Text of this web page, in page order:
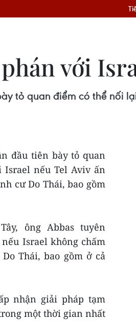
với
tỏ quan điểm có thể nối
đầu tiên bày tỏ quan
Israel nếu Tel Aviv ấn
cư Do Thái, bao gồm
ông Abbas tuyên
Israel không chấm
Thái, bao gồm ở cả
nhận giải pháp tạm
một thời gian nhất